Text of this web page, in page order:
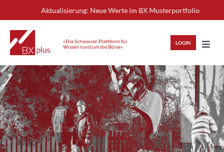
to
content
Aktualisierung: Neue Werte im BX Musterportfolio
«Die Schweizer Plattform für
Wissen rund um die Börse»
LOGIN
HIGHLIGHTS
ANLAGEWISSEN
ANALYSEN